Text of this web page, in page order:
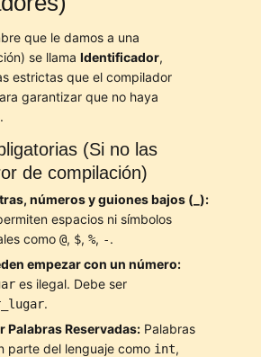
que le damos a una
se llama Identificador,
estrictas que el compilador
garantizar que no haya
(Si no las
de compilación)
números y guiones bajos (_):
espacios ni símbolos
como @, $, %, -.
empezar con un número:
es ilegal. Debe ser
.
Palabras Reservadas: Palabras
parte del lenguaje como int,